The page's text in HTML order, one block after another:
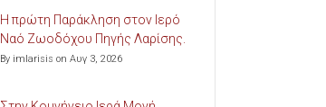
Η πρώτη Παράκληση στον Ιερό
Ναό Ζωοδόχου Πηγής Λαρίσης.
By imlarisis on Αυγ 3, 2026